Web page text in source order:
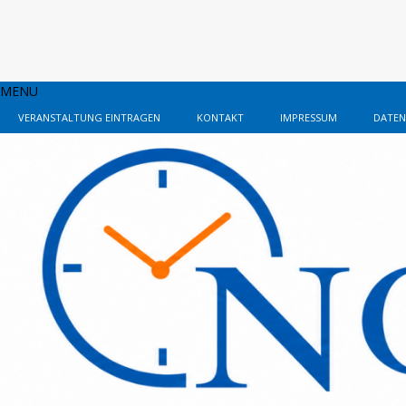
MENU
VERANSTALTUNG EINTRAGEN KONTAKT IMPRESSUM